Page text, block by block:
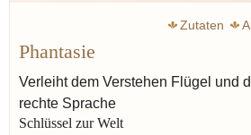
Zutaten
Phantasie
Verleiht dem Verstehen Flügel und
rechte Sprache
Schlüssel zur Welt